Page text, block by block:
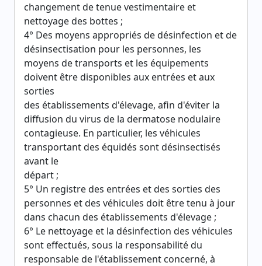
changement de tenue vestimentaire et
nettoyage des bottes ;
4° Des moyens appropriés de désinfection et de
désinsectisation pour les personnes, les
moyens de transports et les équipements
doivent être disponibles aux entrées et aux
sorties
des établissements d'élevage, afin d'éviter la
diffusion du virus de la dermatose nodulaire
contagieuse. En particulier, les véhicules
transportant des équidés sont désinsectisés
avant le
départ ;
5° Un registre des entrées et des sorties des
personnes et des véhicules doit être tenu à jour
dans chacun des établissements d'élevage ;
6° Le nettoyage et la désinfection des véhicules
sont effectués, sous la responsabilité du
responsable de l'établissement concerné, à